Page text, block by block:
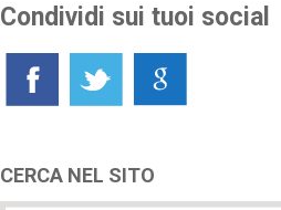
Condividi sui tuoi social
CERCA NEL SITO